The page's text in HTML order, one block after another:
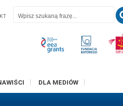
DLA MEDIÓW